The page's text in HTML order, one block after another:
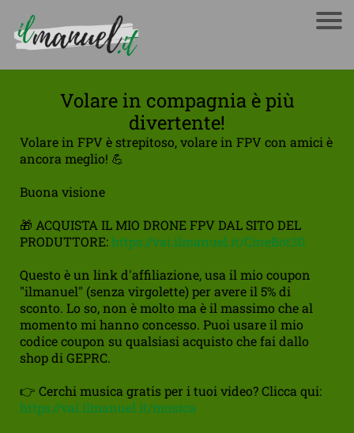
Volare in compagnia è più
divertente!
Volare in FPV è strepitoso, volare in FPV con amici è
ancora meglio! 💪
Buona visione
🎁 ACQUISTA IL MIO DRONE FPV DAL SITO DEL
PRODUTTORE:https://vai.ilmanuel.it/CineBot30
Questo è un link d'affiliazione, usa il mio coupon
"ilmanuel" (senza virgolette) per avere il 5% di
sconto. Lo so, non è molto ma è il massimo che al
momento mi hanno concesso. Puoi usare il mio
codice coupon su qualsiasi acquisto che fai dallo
shop di GEPRC.
👉 Cerchi musica gratis per i tuoi video? Clicca qui:
https://vai.ilmanuel.it/musica